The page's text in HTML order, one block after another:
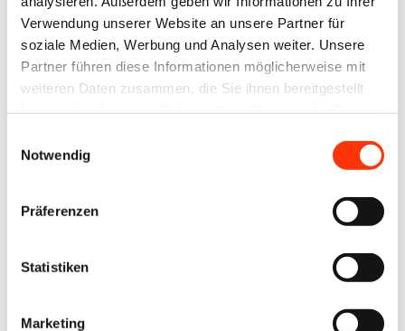
Verwendung unserer Website an unsere Partner für
soziale Medien, Werbung und Analysen weiter. Unsere
Partner führen diese Informationen möglicherweise mit
weiteren Daten zusammen, die Sie ihnen bereitgestellt
Notwendig
Präferenzen
Statistiken
Marketing
–
Politik
kompakt
auf
den
Punkt
13. Mai 2026
im
Gespräch
mit
den
Wirtschaftsverbänden